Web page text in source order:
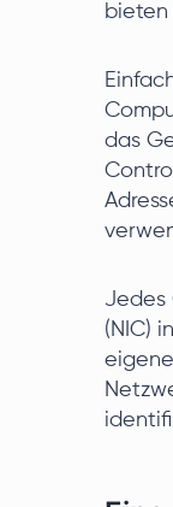
bieten
das
Jedes
(NIC)